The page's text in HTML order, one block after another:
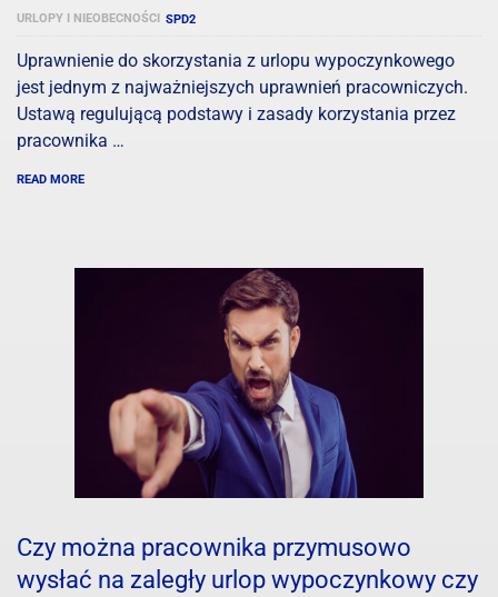
URLOPY I NIEOBECNOŚCI SPD2
Uprawnienie do skorzystania z urlopu wypoczynkowego
jest jednym z najważniejszych uprawnień pracowniczych.
Ustawą regulującą podstawy i zasady korzystania przez
pracownika …
READ MORE
Czy można pracownika przymusowo
wysłać na zaległy urlop wypoczynkowy czy